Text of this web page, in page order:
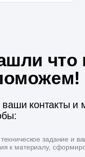
что
ваши контакты и
задание и
к материалу,